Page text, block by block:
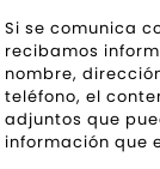
Si se comunica
recibamos
nombre,
teléfono, el
adjuntos que
información que